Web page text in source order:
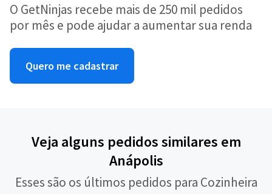
O GetNinjas recebe mais de 250 mil pedidos
por mês e pode ajudar a aumentar sua renda
Quero me cadastrar
Veja alguns pedidos similares em
Anápolis
Esses são os últimos pedidos para Cozinheira